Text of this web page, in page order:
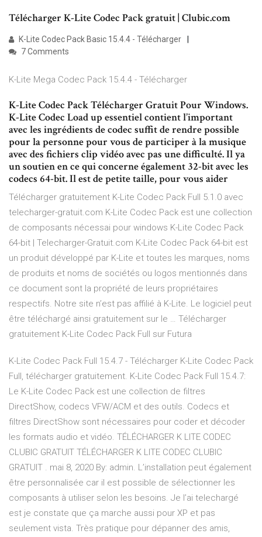
Télécharger K-Lite Codec Pack gratuit | Clubic.com
K-Lite Codec Pack Basic 15.4.4 - Télécharger
7 Comments
K-Lite Mega Codec Pack 15.4.4 - Télécharger
K-Lite Codec Pack Télécharger Gratuit Pour Windows.
K-Lite Codec Load up essentiel contient l’important
avec les ingrédients de codec suffit de rendre possible
pour la personne pour vous de participer à la musique
avec des fichiers clip vidéo avec pas une difficulté. Il ya
un soutien en ce qui concerne également 32-bit avec les
codecs 64-bit. Il est de petite taille, pour vous aider
Télécharger gratuitement K-Lite Codec Pack Full 5.1.0 avec
telecharger-gratuit.com K-Lite Codec Pack est une collection
de composants nécessai pour windows K-Lite Codec Pack
64-bit | Telecharger-Gratuit.com K-Lite Codec Pack 64-bit est
un produit développé par K-Lite et toutes les marques, noms
de produits et noms de sociétés ou logos mentionnés dans
ce document sont la propriété de leurs propriétaires
respectifs. Notre site n’est pas affilié à K-Lite. Le logiciel peut
être téléchargé ainsi gratuitement sur le … Télécharger
gratuitement K-Lite Codec Pack Full sur Futura
K-Lite Codec Pack Full 15.4.7 - Télécharger K-Lite Codec Pack
Full, télécharger gratuitement. K-Lite Codec Pack Full 15.4.7:
Le K-Lite Codec Pack est une collection de filtres
DirectShow, codecs VFW/ACM et des outils. Codecs et
filtres DirectShow sont nécessaires pour coder et décoder
les formats audio et vidéo. TÉLÉCHARGER K LITE CODEC
CLUBIC GRATUIT TÉLÉCHARGER K LITE CODEC CLUBIC
GRATUIT . mai 8, 2020 By: admin. L’installation peut également
être personnalisée car il est possible de sélectionner les
composants à utiliser selon les besoins. Je l’ai telechargé
est je constate que ça marche aussi pour XP et pas
seulement vista. Très pratique pour dépanner des amis,